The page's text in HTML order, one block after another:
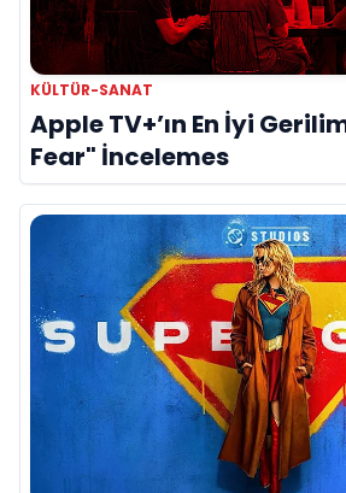
KÜLTÜR-SANAT
Apple TV+’ın En İyi
Fear" İncelemes